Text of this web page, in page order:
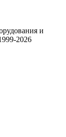
и
2026